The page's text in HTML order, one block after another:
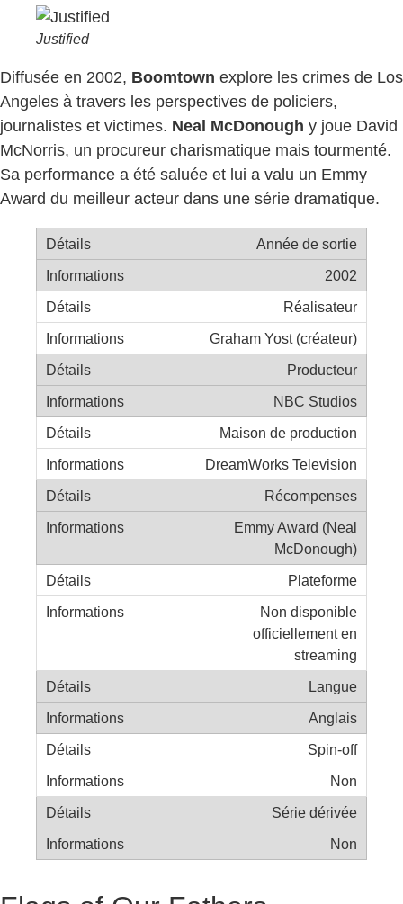
Justified
Diffusée en 2002, Boomtown explore les crimes de Los
Angeles à travers les perspectives de policiers,
journalistes et victimes. Neal McDonough y joue David
McNorris, un procureur charismatique mais tourmenté.
Sa performance a été saluée et lui a valu un Emmy
Award du meilleur acteur dans une série dramatique.
Année de sortie
2002
Réalisateur
Graham Yost (créateur)
Producteur
NBC Studios
Maison de production
DreamWorks Television
Récompenses
Emmy Award (Neal
McDonough)
Plateforme
Non disponible
officiellement en
streaming
Langue
Anglais
Spin-off
Non
Série dérivée
Non